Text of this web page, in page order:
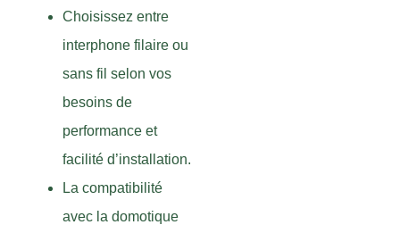
Choisissez entre
interphone filaire ou
sans fil selon vos
besoins de
performance et
facilité d’installation.
La compatibilité
avec la domotique